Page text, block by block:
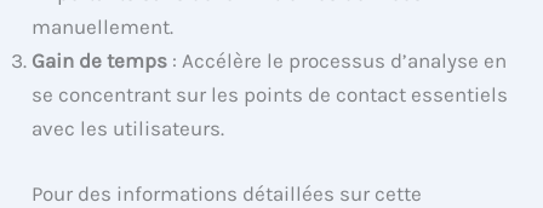
manuellement.
Gain de temps : Accélère le processus d’analyse en
se concentrant sur les points de contact essentiels
avec les utilisateurs.
Pour des informations détaillées sur cette